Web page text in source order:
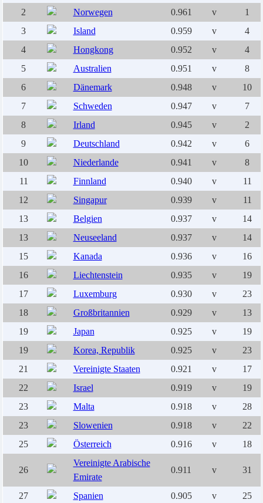
2
Norwegen 0.961 v
1
3
Island 0.959 v
4
4
Hongkong 0.952 v
4
5
Australien 0.951 v
8
6
Dänemark 0.948 v
10
7
Schweden 0.947 v
7
8
Irland 0.945 v
2
9
Deutschland 0.942 v
6
10
Niederlande 0.941 v
8
11
Finnland 0.940 v
11
12
Singapur 0.939 v
11
13
Belgien 0.937 v
14
13
Neuseeland 0.937 v
14
15
Kanada 0.936 v
16
16
Liechtenstein 0.935 v
19
17
Luxemburg 0.930 v
23
18
Großbritannien 0.929 v
13
19
Japan 0.925 v
19
19
Korea, Republik 0.925 v
23
21
Vereinigte Staaten 0.921 v
17
22
Israel 0.919 v
19
23
Malta 0.918 v
28
23
Slowenien 0.918 v
22
25
Österreich 0.916 v 18
26
Vereinigte Arabische
Emirate
0.911 v 31
27 Spanien 0.905 v
25